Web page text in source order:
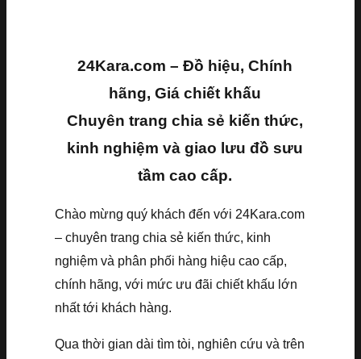
24Kara.com – Đồ hiệu, Chính
hãng, Giá chiết khấu
Chuyên trang chia sẻ kiến thức,
kinh nghiệm và giao lưu đồ sưu
tầm cao cấp.
Chào mừng quý khách đến với 24Kara.com
– chuyên trang chia sẻ kiến thức, kinh
nghiệm và phân phối hàng hiệu cao cấp,
chính hãng, với mức ưu đãi chiết khấu lớn
nhất tới khách hàng.
Qua thời gian dài tìm tòi, nghiên cứu và trên